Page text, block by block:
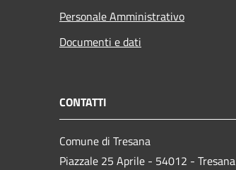
Personale Amministrativo
Documenti e dati
CONTATTI
Comune di Tresana
Piazzale 25 Aprile - 54012 - Tresana